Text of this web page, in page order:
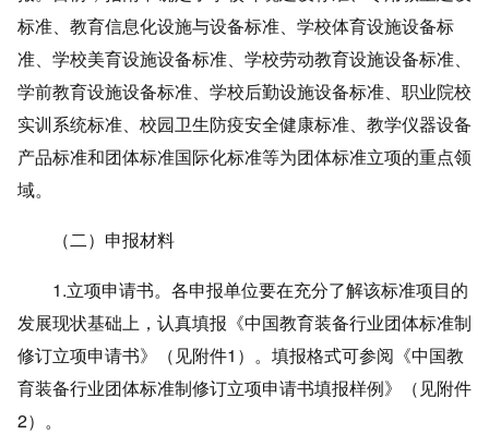
标准、教育信息化设施与设备标准、学校体育设施设备标
准、学校美育设施设备标准、学校劳动教育设施设备标准、
学前教育设施设备标准、学校后勤设施设备标准、职业院校
实训系统标准、校园卫生防疫安全健康标准、教学仪器设备
产品标准和团体标准国际化标准等为团体标准立项的重点领
域。
（二）申报材料
1.立项申请书。各申报单位要在充分了解该标准项目的
发展现状基础上，认真填报《中国教育装备行业团体标准制
修订立项申请书》（见附件1）。填报格式可参阅《中国教
育装备行业团体标准制修订立项申请书填报样例》（见附件
2）。